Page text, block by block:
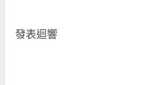
發表迴響